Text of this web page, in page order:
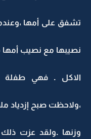
تشفق على أمها
نصيبها مع نصيب
الاكل . فهي طفلة
،ولاحظت صبح إزدياد
وزنها .ولقد عزت